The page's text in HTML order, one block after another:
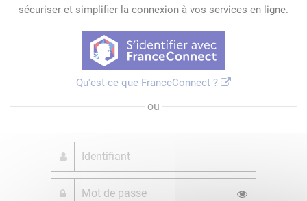
sécuriser et simplifier la connexion à vos services en ligne.
Qu'est-ce que FranceConnect ?
ou